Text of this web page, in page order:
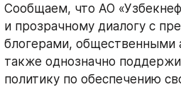
Сообщаем, что АО
и прозрачному диалогу с
блогерами, общественными
также однозначно
политику по обеспечению